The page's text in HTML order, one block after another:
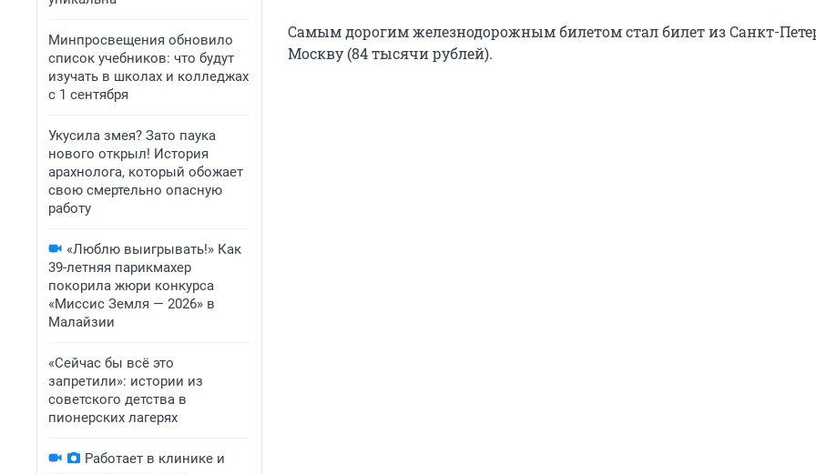
Минпросвещения обновило
список учебников: что будут
изучать в школах и колледжах
с 1 сентября
Укусила змея? Зато паука
нового открыл! История
арахнолога, который обожает
свою смертельно опасную
работу
«Люблю выигрывать!» Как
39-летняя парикмахер
покорила жюри конкурса
«Миссис Земля — 2026» в
Малайзии
«Сейчас бы всё это
запретили»: истории из
советского детства в
пионерских лагерях
Работает в клинике и
Самым дорогим железнодорожным билетом стал билет из Санкт-
Москву (84 тысячи рублей).